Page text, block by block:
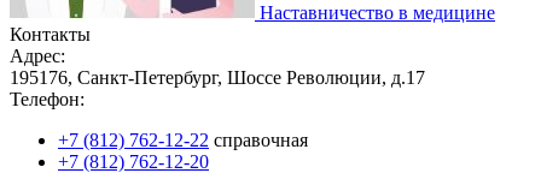
Наставничество в медицине
Контакты
Адрес:
195176, Санкт-Петербург, Шоссе Революции, д.17
Телефон:
+7 (812) 762-12-22 справочная
+7 (812) 762-12-20